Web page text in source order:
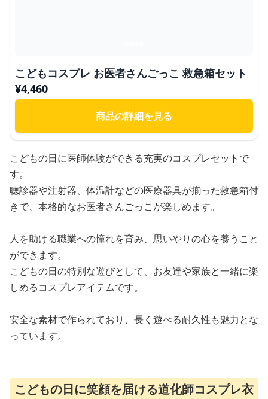
こどもコスプレ お医者さんごっこ 救急箱セット
¥4,460
商品の詳細を見る
こどもの日に医師体験ができる充実のコスプレセットで
す。
聴診器や注射器、体温計などの医療器具が揃った救急箱付
きで、本格的なお医者さんごっこが楽しめます。
人を助ける職業への憧れを育み、思いやりの心を養うこと
ができます。
こどもの日の特別な遊びとして、お友達や家族と一緒に楽
しめるコスプレアイテムです。
安全な素材で作られており、長く遊べる耐久性も魅力とな
っています。
こどもの日に笑顔を届ける道化師コスプレ衣